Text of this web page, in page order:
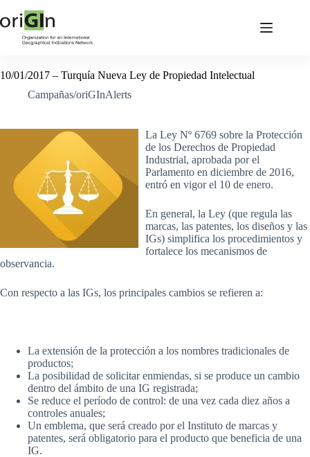
10/01/2017 – Turquía Nueva Ley de Propiedad Intelectual
Campañas/oriGInAlerts
La Ley Nº 6769 sobre la Protección
de los Derechos de Propiedad
Industrial, aprobada por el
Parlamento en diciembre de 2016,
entró en vigor el 10 de enero.
En general, la Ley (que regula las
marcas, las patentes, los diseños y las
IGs) simplifica los procedimientos y
fortalece los mecanismos de
observancia.
Con respecto a las IGs, los principales cambios se refieren a:
La extensión de la protección a los nombres tradicionales de
productos;
La posibilidad de solicitar enmiendas, si se produce un cambio
dentro del ámbito de una IG registrada;
Se reduce el período de control: de una vez cada diez años a
controles anuales;
Un emblema, que será creado por el Instituto de marcas y
patentes, será obligatorio para el producto que beneficia de una
IG.